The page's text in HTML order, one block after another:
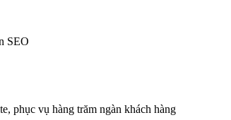
SEO
phục vụ hàng trăm ngàn khách hàng